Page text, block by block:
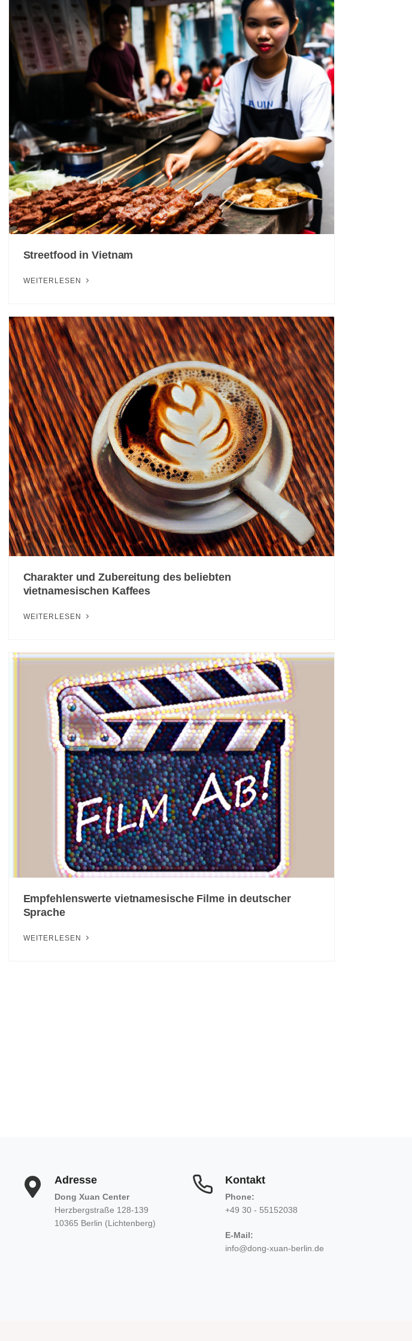
Streetfood in Vietnam
WEITERLESEN
Charakter und Zubereitung des beliebten
vietnamesischen Kaffees
WEITERLESEN
Empfehlenswerte vietnamesische Filme in deutscher
Sprache
WEITERLESEN
Adresse
Dong Xuan Center
Herzbergstraße 128-139
10365 Berlin (Lichtenberg)
Kontakt
Phone:
+49 30 - 55152038
E-Mail:
info@dong-xuan-berlin.de